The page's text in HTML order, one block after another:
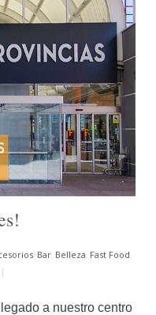
, Bar, Belleza Fast Food
a nuestro centro